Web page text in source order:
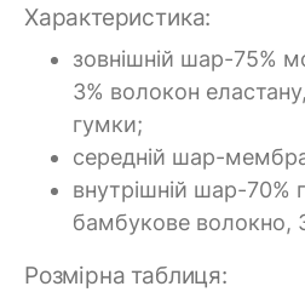
Характеристика:
зовнішній шар-75%
3% волокон
гумки;
середній шар-
внутрішній шар-70%
бамбукове волокно,
Розмірна таблиця: